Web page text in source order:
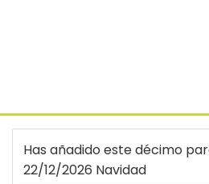
Has añadido este décimo
22/12/2026 Navidad